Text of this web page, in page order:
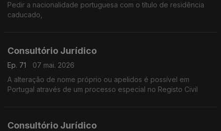
Pedir a nacionalidade portuguesa com o título de residência
caducado,
Consultório Jurídico
Ep. 71
07 mai. 2026
A alteração de nome próprio ou apelidos é possível em
Portugal através de um processo especial no Registo Civil
Consultório Jurídico